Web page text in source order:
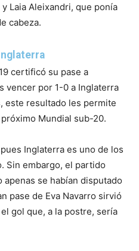
Laia Aleixandri, que ponía
cabeza.
certificó su pase a
vencer por 1-0 a Inglaterra
este resultado les permite
Mundial sub-20.
Inglaterra es uno de los
Sin embargo, el partido
se habían disputado
pase de Eva Navarro sirvió
gol que, a la postre, sería